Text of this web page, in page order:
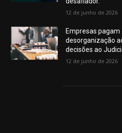
12 de junho de 2026
Empresas pagam
desorganização
decisões ao
12 de junho de 2026